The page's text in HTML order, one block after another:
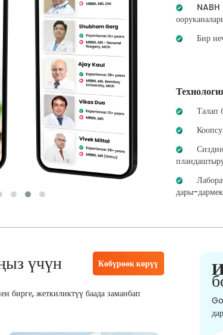
NABH
Бир
Талап
дары-
үчүн Көбүрөөк көрүү
бирге, жеткиликтүү баада заманбап